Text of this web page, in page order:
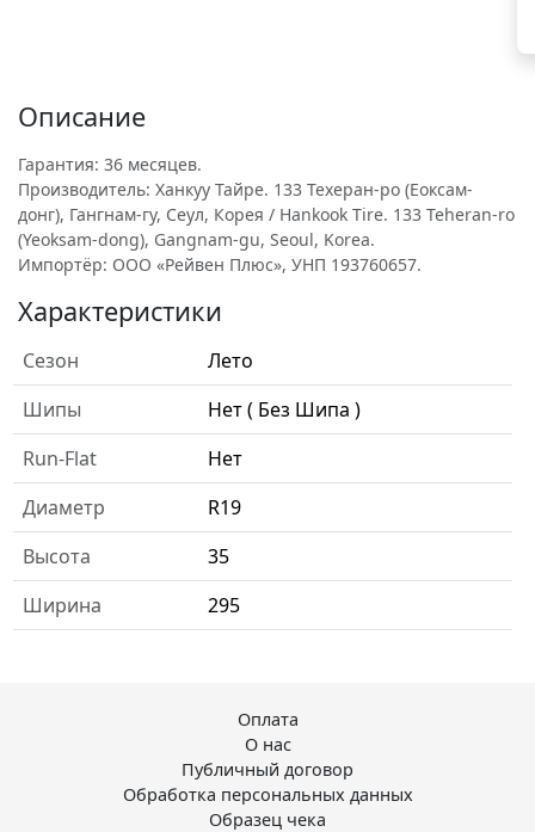
Описание
Гарантия: 36 месяцев.
Производитель: Ханкуу Тайре. 133 Техеран-ро (Еоксам-
донг), Гангнам-гу, Сеул, Корея / Hankook Tire. 133 Teheran-ro
(Yeoksam-dong), Gangnam-gu, Seoul, Korea.
Импортёр: ООО «Рейвен Плюс», УНП 193760657.
Характеристики
Сезон
Лето
Шипы
Нет ( Без Шипа )
Run-Flat
Нет
Диаметр
R19
Высота
35
Ширина
295
Оплата
О нас
Публичный договор
Обработка персональных данных
Образец чека